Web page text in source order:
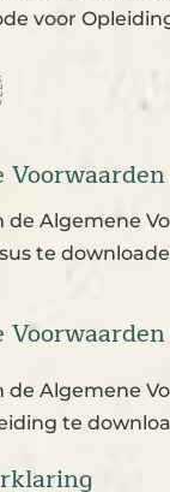
voor
de Algemene
te
de Algemene
te